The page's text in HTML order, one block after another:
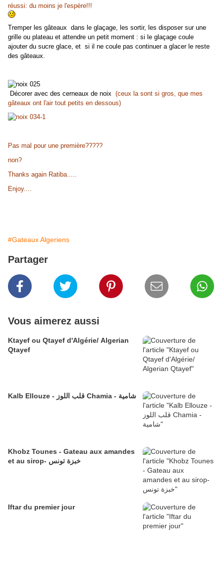
réussi: du moins je l'espère!!!
Tremper les gâteaux dans le glaçage, les sortir, les disposer sur une
grille ou plateau et attendre un petit moment : si le glaçage coule
ajouter du sucre glace, et si il ne coule pas continuer a glacer le reste
des gâteaux.
Décorer avec des cerneaux de noix (ceux la sont si gros, que mes
gâteaux ont l'air tout petits en dessous)
Pas mal pour une première?????
non?
Thanks again Ratiba.....
Enjoy....
#Gateaux Algeriens
Partager
Vous aimerez aussi
Ktayef ou Qtayef d'Algérie/ Algerian
Qtayef
Kalb Ellouze - قلب اللوز Chamia - شامية
Khobz Tounes - Gateau aux amandes
et au sirop- خبزة تونس
Iftar du premier jour